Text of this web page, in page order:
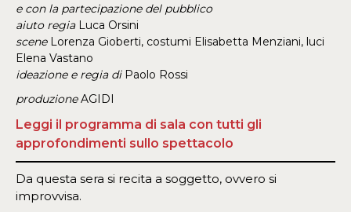
e con la partecipazione del pubblico
aiuto regiaLuca Orsini
sceneLorenza Gioberti, costumi Elisabetta Menziani, luci
Elena Vastano
ideazione e regia diPaolo Rossi
produzioneAGIDI
Leggi il programma di sala con tutti gli
approfondimenti sullo spettacolo
Da questa sera si recita a soggetto, ovvero si
improvvisa.